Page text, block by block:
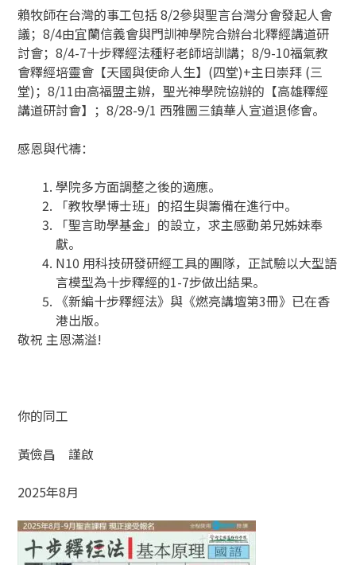
賴牧師在台灣的事工包括 8/2參與聖言台灣分會發起人會
議；8/4由宜蘭信義會與門訓神學院合辦台北釋經講道研
討會；8/4-7十步釋經法種籽老師培訓講；8/9-10福氣教
會釋經培靈會【天國與使命人生】(四堂)+主日崇拜 (三
堂)；8/11由高福盟主辦，聖光神學院協辦的【高雄釋經
講道研討會】；8/28-9/1 西雅圖三鎮華人宣道退修會。
感恩與代禱：
學院多方面調整之後的適應。
「教牧學博士班」的招生與籌備在進行中。
「聖言助學基金」的設立，求主感動弟兄姊妹奉
獻。
N10 用科技研發研經工具的團隊，正試驗以大型語
言模型為十步釋經的1-7步做出結果。
《新編十步釋經法》與《燃亮講壇第3冊》已在香
港出版。
敬祝 主恩滿溢!
你的同工
黃儉昌 謹啟
2025年8月